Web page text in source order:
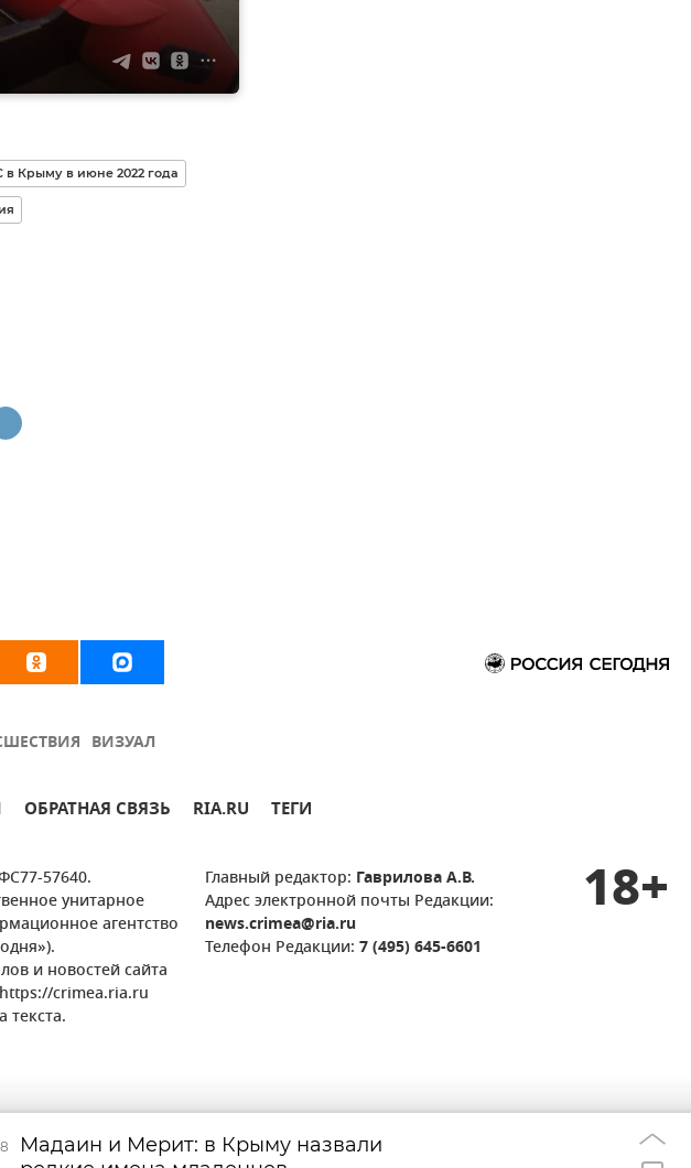
Крыму в июне 2022 года
ВИЗУАЛ
ОБРАТНАЯ СВЯЗЬ RIA.RU ТЕГИ
57640.
унитарное
агентство
и новостей сайта
crimea.ria.ru
текста.
Главный редактор: Гаврилова А.В.
Адрес электронной почты Редакции:
news.crimea@ria.ru
Телефон Редакции: 7 (495) 645-6601
18+
Мадаин и Мерит: в Крыму назвали
Крымчане